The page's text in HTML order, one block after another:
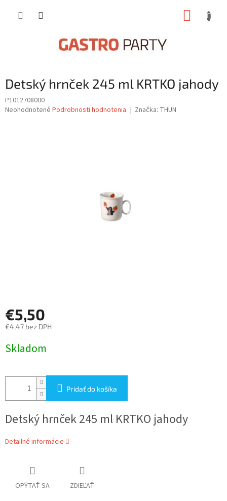
Detský hrnček 245 ml KRTKO jahody
P1012708000
Priemerné
Neohodnotené Podrobnosti hodnotenia Značka: THUN
€5,50
€4,47 bez DPH
cena:
Skladom
Pridať do košíka
Detský hrnček 245 ml KRTKO jahody
Detailné informácie
OPÝTAŤ SA ZDIEĽAŤ